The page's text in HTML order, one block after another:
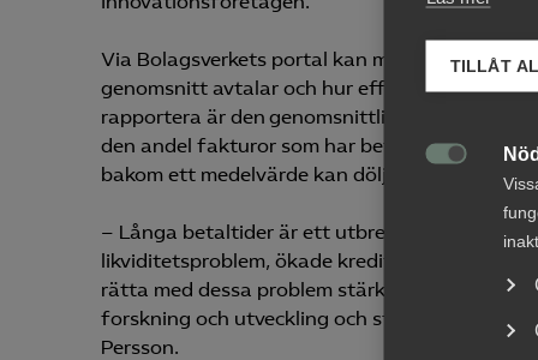
Via Bolagsverkets portal kan man gå in och
genomsnitt avtalar och hur effektiva
rapportera är den genomsnittliga avtalade
den andel fakturor som har betalats efter
bakom ett medelvärde kan dölja sig ett stort
– Långa betaltider är ett utbrett problem inte
likviditetsproblem, ökade kreditrisker, höga
rätta med dessa problem stärks företagens
forskning och utveckling och stärker den
Persson.
TILLÅT